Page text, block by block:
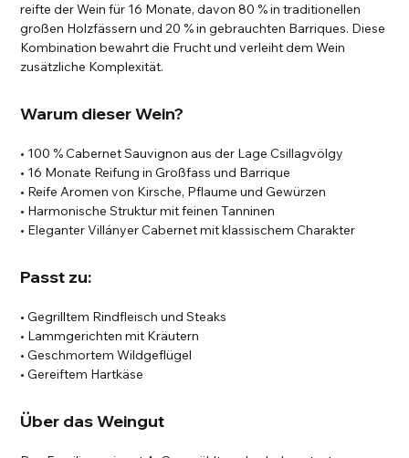
reifte der Wein für 16 Monate, davon 80 % in traditionellen
großen Holzfässern und 20 % in gebrauchten Barriques. Diese
Kombination bewahrt die Frucht und verleiht dem Wein
zusätzliche Komplexität.
Warum dieser Wein?
• 100 % Cabernet Sauvignon aus der Lage Csillagvölgy
• 16 Monate Reifung in Großfass und Barrique
• Reife Aromen von Kirsche, Pflaume und Gewürzen
• Harmonische Struktur mit feinen Tanninen
• Eleganter Villányer Cabernet mit klassischem Charakter
Passt zu:
• Gegrilltem Rindfleisch und Steaks
• Lammgerichten mit Kräutern
• Geschmortem Wildgeflügel
• Gereiftem Hartkäse
Über das Weingut